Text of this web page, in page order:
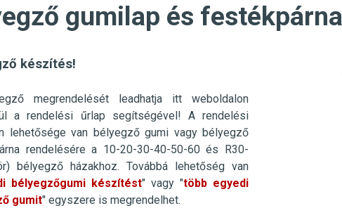
gumilap és
készítés!
megrendelését leadhatja itt weboldalon
a rendelési űrlap segítségével! A rendelési
lehetősége van bélyegző gumi vagy bélyegző
rendelésére a 10-20-30-40-50-60 és R30-
bélyegző házakhoz. Továbbá lehetőség van
bélyegzőgumi készítést" vagy "több egyedi
gumit" egyszere is megrendelhet.